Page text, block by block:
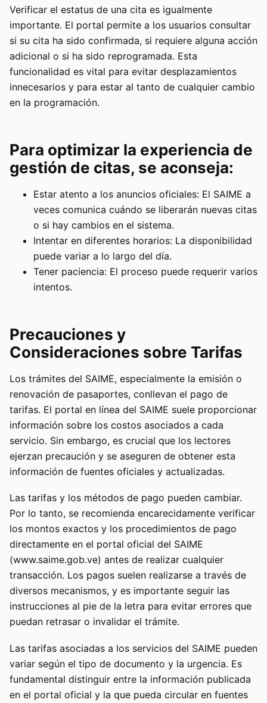
Verificar el estatus de una cita es igualmente
importante. El portal permite a los usuarios consultar
si su cita ha sido confirmada, si requiere alguna acción
adicional o si ha sido reprogramada. Esta
funcionalidad es vital para evitar desplazamientos
innecesarios y para estar al tanto de cualquier cambio
en la programación.
Para optimizar la experiencia de
gestión de citas, se aconseja:
Estar atento a los anuncios oficiales: El SAIME a
veces comunica cuándo se liberarán nuevas citas
o si hay cambios en el sistema.
Intentar en diferentes horarios: La disponibilidad
puede variar a lo largo del día.
Tener paciencia: El proceso puede requerir varios
intentos.
Precauciones y
Consideraciones sobre Tarifas
Los trámites del SAIME, especialmente la emisión o
renovación de pasaportes, conllevan el pago de
tarifas. El portal en línea del SAIME suele proporcionar
información sobre los costos asociados a cada
servicio. Sin embargo, es crucial que los lectores
ejerzan precaución y se aseguren de obtener esta
información de fuentes oficiales y actualizadas.
Las tarifas y los métodos de pago pueden cambiar.
Por lo tanto, se recomienda encarecidamente verificar
los montos exactos y los procedimientos de pago
directamente en el portal oficial del SAIME
(www.saime.gob.ve) antes de realizar cualquier
transacción. Los pagos suelen realizarse a través de
diversos mecanismos, y es importante seguir las
instrucciones al pie de la letra para evitar errores que
puedan retrasar o invalidar el trámite.
Las tarifas asociadas a los servicios del SAIME pueden
variar según el tipo de documento y la urgencia. Es
fundamental distinguir entre la información publicada
en el portal oficial y la que pueda circular en fuentes